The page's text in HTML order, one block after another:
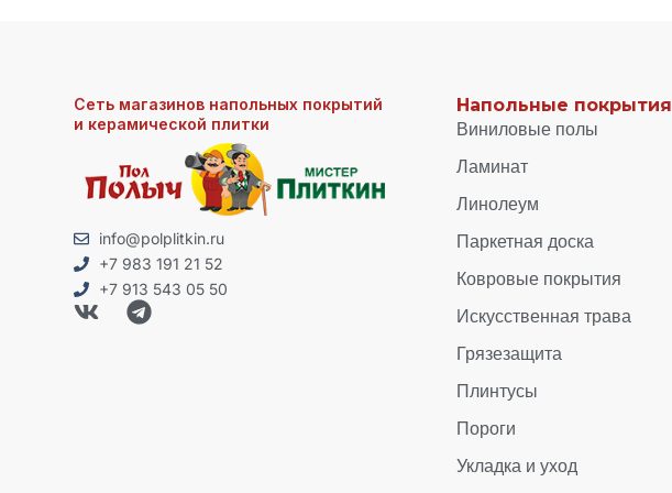
Сеть магазинов напольных покрытий
и керамической плитки
info@polplitkin.ru
+7 983 191 21 52
+7 913 543 05 50
Напольные покрытия
Виниловые полы
Ламинат
Линолеум
Паркетная доска
Ковровые покрытия
Искусственная трава
Грязезащита
Плинтусы
Пороги
Укладка и уход